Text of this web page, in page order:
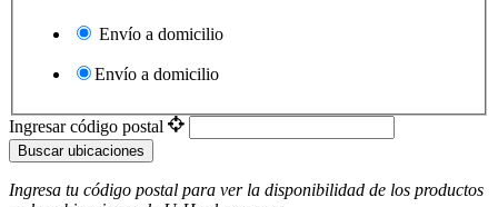
Envío a domicilio
Envío a domicilio
Ingresar código postal
Buscar ubicaciones
Ingresa tu código postal para ver la disponibilidad de los productos